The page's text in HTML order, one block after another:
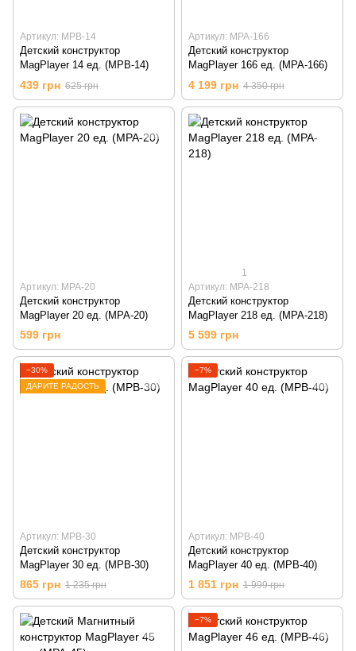
Артикул: MPB-14
Детский конструктор
MagPlayer 14 ед. (MPB-14)
439 грн 625 грн
Артикул: MPA-166
Детский конструктор
MagPlayer 166 ед. (MPA-166)
4 199 грн 4 350 грн
Артикул: MPA-20
Детский конструктор
MagPlayer 20 ед. (MPA-20)
599 грн
1
Артикул: MPA-218
Детский конструктор
MagPlayer 218 ед. (MPA-218)
5 599 грн
−30%
ДАРИТЕ РАДОСТЬ
Артикул: MPB-30
Детский конструктор
MagPlayer 30 ед. (MPB-30)
865 грн 1 235 грн
−7%
Артикул: MPB-40
Детский конструктор
MagPlayer 40 ед. (MPB-40)
1 851 грн 1 999 грн
−7%